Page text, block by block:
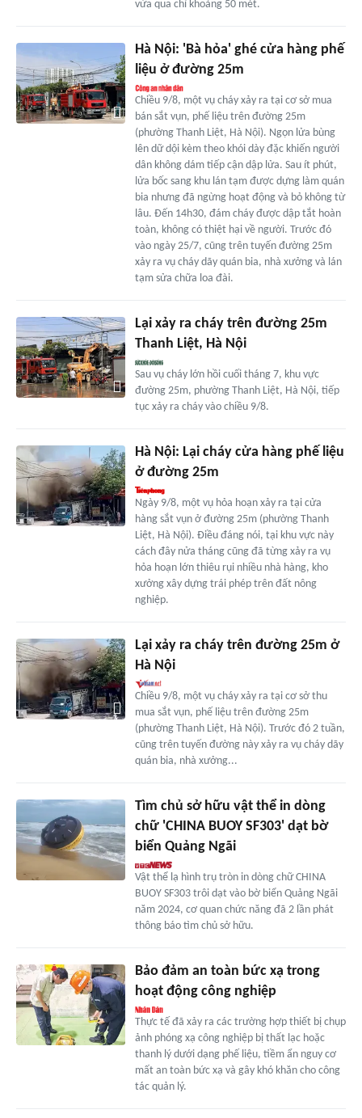
vừa qua chỉ khoảng 50 mét.
Hà Nội: 'Bà hỏa' ghé cửa hàng phế
liệu ở đường 25m
Chiều 9/8, một vụ cháy xảy ra tại cơ sở mua
bán sắt vụn, phế liệu trên đường 25m
(phường Thanh Liệt, Hà Nội). Ngọn lửa bùng
lên dữ dội kèm theo khói dày đặc khiến người
dân không dám tiếp cận dập lửa. Sau ít phút,
lửa bốc sang khu lán tạm được dựng làm quán
bia nhưng đã ngừng hoạt động và bỏ không từ
lâu. Đến 14h30, đám cháy được dập tắt hoàn
toàn, không có thiệt hại về người. Trước đó
vào ngày 25/7, cũng trên tuyến đường 25m
xảy ra vụ cháy dãy quán bia, nhà xưởng và lán
tạm sửa chữa loa đài.
Lại xảy ra cháy trên đường 25m
Thanh Liệt, Hà Nội
Sau vụ cháy lớn hồi cuối tháng 7, khu vực
đường 25m, phường Thanh Liệt, Hà Nội, tiếp
tục xảy ra cháy vào chiều 9/8.
Hà Nội: Lại cháy cửa hàng phế liệu
ở đường 25m
Ngày 9/8, một vụ hỏa hoạn xảy ra tại cửa
hàng sắt vụn ở đường 25m (phường Thanh
Liệt, Hà Nội). Điều đáng nói, tại khu vực này
cách đây nửa tháng cũng đã từng xảy ra vụ
hỏa hoạn lớn thiêu rụi nhiều nhà hàng, kho
xưởng xây dựng trái phép trên đất nông
nghiệp.
Lại xảy ra cháy trên đường 25m ở
Hà Nội
Chiều 9/8, một vụ cháy xảy ra tại cơ sở thu
mua sắt vụn, phế liệu trên đường 25m
(phường Thanh Liệt, Hà Nội). Trước đó 2 tuần,
cũng trên tuyến đường này xảy ra vụ cháy dãy
quán bia, nhà xưởng...
Tìm chủ sở hữu vật thể in dòng
chữ 'CHINA BUOY SF303' dạt bờ
biển Quảng Ngãi
Vật thể lạ hình trụ tròn in dòng chữ CHINA
BUOY SF303 trôi dạt vào bờ biển Quảng Ngãi
năm 2024, cơ quan chức năng đã 2 lần phát
thông báo tìm chủ sở hữu.
Bảo đảm an toàn bức xạ trong
hoạt động công nghiệp
Thực tế đã xảy ra các trường hợp thiết bị chụp
ảnh phóng xạ công nghiệp bị thất lạc hoặc
thanh lý dưới dạng phế liệu, tiềm ẩn nguy cơ
mất an toàn bức xạ và gây khó khăn cho công
tác quản lý.